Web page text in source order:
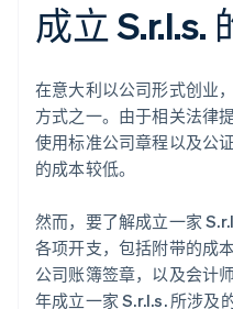
成立 S.r.l.s.
在意大利以公司形式创业
方式之一。由于相关法律
使用标准公司章程以及公
的成本较低。
然而，要了解成立一家
各项开支，包括附带的成
公司账簿签章，以及会计
年成立一家 S.r.l.s. 所涉及